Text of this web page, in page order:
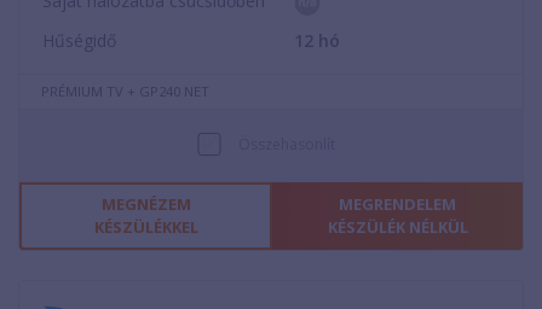
Hűségidő
12 hó
PRÉMIUM TV + GP240 NET
MEGNÉZEM
KÉSZÜLÉKKEL
MEGRENDELEM
KÉSZÜLÉK NÉLKÜL